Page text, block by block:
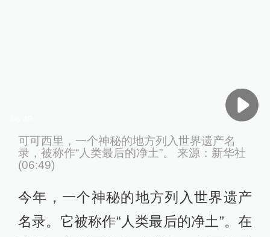
可可西里，一个神秘的地方列入世界遗产名
录，被称作“人类最后的净土”。 来源：新华社
(06:49)
今年，一个神秘的地方列入世界遗产
名录。它被称作“人类最后的净土”。在